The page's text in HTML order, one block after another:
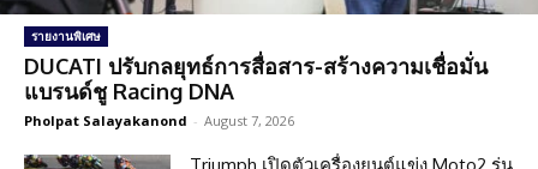
รายงานพิเศษ
DUCATI ปรับกลยุทธ์การสื่อสาร-สร้างความเชื่อมั่น
แบรนด์ชู Racing DNA
Pholpat Salayakanond - August 7, 2026